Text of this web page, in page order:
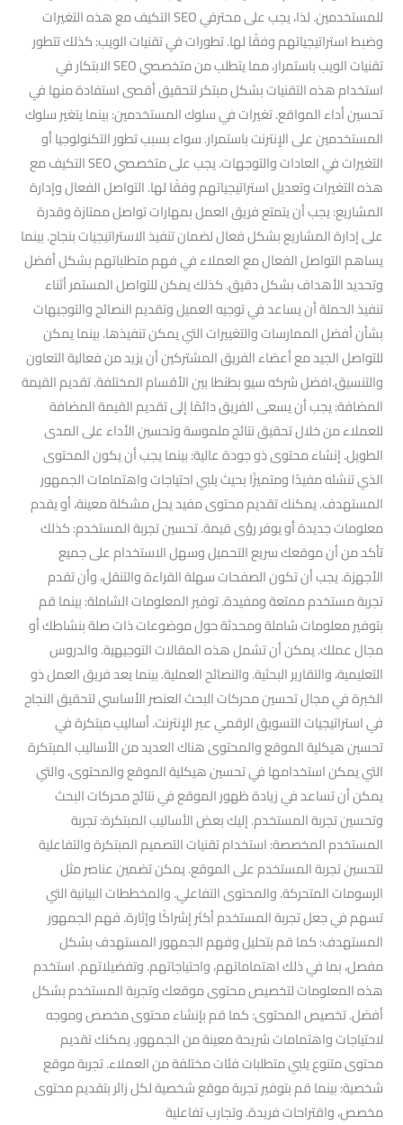
للمستخدمين. لذا، يجب على محترفي SEO التكيف مع هذه التغيرات
وضبط استراتيجياتهم وفقًا لها. تطورات في تقنيات الويب: كذلك تتطور
تقنيات الويب باستمرار، مما يتطلب من متخصصي SEO الابتكار في
استخدام هذه التقنيات بشكل مبتكر لتحقيق أقصى استفادة منها في
تحسين أداء المواقع. تغيرات في سلوك المستخدمين: بينما يتغير سلوك
المستخدمين على الإنترنت باستمرار. سواء بسبب تطور التكنولوجيا أو
التغيرات في العادات والتوجهات. يجب على متخصصي SEO التكيف مع
هذه التغيرات وتعديل استراتيجياتهم وفقًا لها. التواصل الفعال وإدارة
المشاريع: يجب أن يتمتع فريق العمل بمهارات تواصل ممتازة وقدرة
على إدارة المشاريع بشكل فعال لضمان تنفيذ الاستراتيجيات بنجاح. بينما
يساهم التواصل الفعال مع العملاء في فهم متطلباتهم بشكل أفضل
وتحديد الأهداف بشكل دقيق. كذلك يمكن للتواصل المستمر أثناء
تنفيذ الحملة أن يساعد في توجيه العميل وتقديم النصائح والتوجيهات
بشأن أفضل الممارسات والتغييرات التي يمكن تنفيذها. بينما يمكن
للتواصل الجيد مع أعضاء الفريق المشتركين أن يزيد من فعالية التعاون
والتنسيق.افضل شركه سيو بطنطا بين الأقسام المختلفة. تقديم القيمة
المضافة: يجب أن يسعى الفريق دائمًا إلى تقديم القيمة المضافة
للعملاء من خلال تحقيق نتائج ملموسة وتحسين الأداء على المدى
الطويل. إنشاء محتوى ذو جودة عالية: بينما يجب أن يكون المحتوى
الذي تنشئه مفيدًا ومتميزًا بحيث يلبي احتياجات واهتمامات الجمهور
المستهدف. يمكنك تقديم محتوى مفيد يحل مشكلة معينة، أو يقدم
معلومات جديدة أو يوفر رؤى قيمة. تحسين تجربة المستخدم: كذلك
تأكد من أن موقعك سريع التحميل وسهل الاستخدام على جميع
الأجهزة. يجب أن تكون الصفحات سهلة القراءة والتنقل، وأن تقدم
تجربة مستخدم ممتعة ومفيدة. توفير المعلومات الشاملة: بينما قم
بتوفير معلومات شاملة ومحدثة حول موضوعات ذات صلة بنشاطك أو
مجال عملك. يمكن أن تشمل هذه المقالات التوجيهية. والدروس
التعليمية، والتقارير البحثية. والنصائح العملية. بينما يعد فريق العمل ذو
الخبرة في مجال تحسين محركات البحث العنصر الأساسي لتحقيق النجاح
في استراتيجيات التسويق الرقمي عبر الإنترنت. أساليب مبتكرة في
تحسين هيكلية الموقع والمحتوى هناك العديد من الأساليب المبتكرة
التي يمكن استخدامها في تحسين هيكلية الموقع والمحتوى، والتي
يمكن أن تساعد في زيادة ظهور الموقع في نتائج محركات البحث
وتحسين تجربة المستخدم. إليك بعض الأساليب المبتكرة: تجربة
المستخدم المخصصة: استخدام تقنيات التصميم المبتكرة والتفاعلية
لتحسين تجربة المستخدم على الموقع. يمكن تضمين عناصر مثل
الرسومات المتحركة. والمحتوى التفاعلي. والمخططات البيانية التي
تسهم في جعل تجربة المستخدم أكثر إشراكًا وإثارة. فهم الجمهور
المستهدف: كما قم بتحليل وفهم الجمهور المستهدف بشكل
مفصل، بما في ذلك اهتماماتهم، واحتياجاتهم. وتفضيلاتهم. استخدم
هذه المعلومات لتخصيص محتوى موقعك وتجربة المستخدم بشكل
أفضل. تخصيص المحتوى: كما قم بإنشاء محتوى مخصص وموجه
لاحتياجات واهتمامات شريحة معينة من الجمهور. يمكنك تقديم
محتوى متنوع يلبي متطلبات فئات مختلفة من العملاء. تجربة موقع
شخصية: بينما قم بتوفير تجربة موقع شخصية لكل زائر بتقديم محتوى
مخصص، واقتراحات فريدة. وتجارب تفاعلية